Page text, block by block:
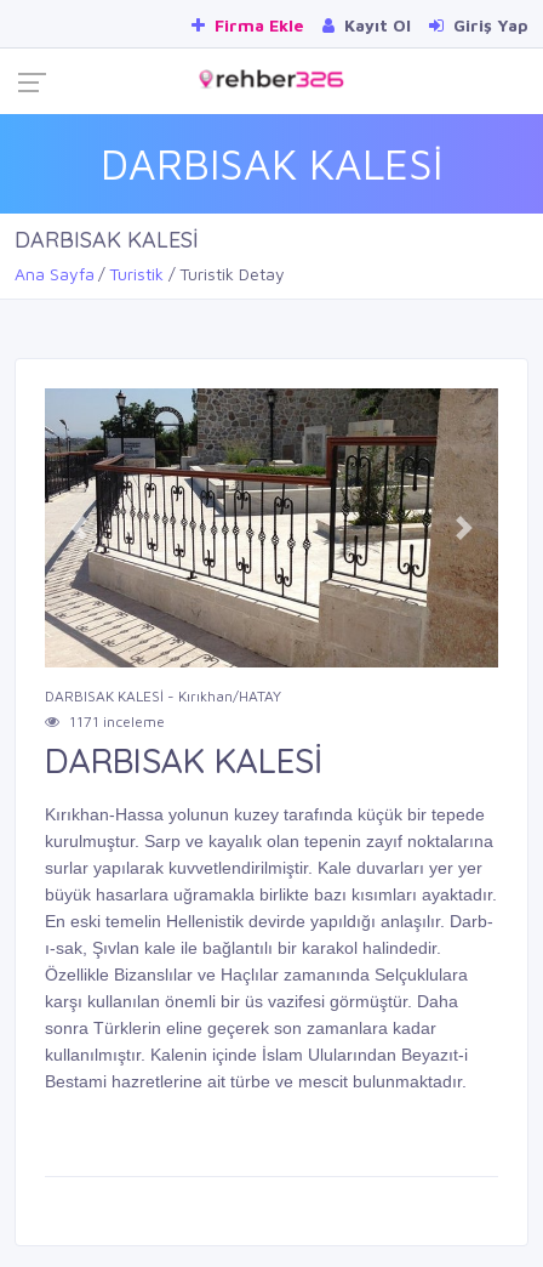
Firma Ekle Kayıt Ol Giriş Yap
DARBISAK KALESİ
DARBISAK KALESİ
Ana Sayfa Turistik Turistik Detay
Previous Next
DARBISAK KALESİ - Kırıkhan/HATAY
1171 inceleme
DARBISAK KALESİ
Kırıkhan-Hassa yolunun kuzey tarafında küçük bir tepede
kurulmuştur. Sarp ve kayalık olan tepenin zayıf noktalarına
surlar yapılarak kuvvetlendirilmiştir. Kale duvarları yer yer
büyük hasarlara uğramakla birlikte bazı kısımları ayaktadır.
En eski temelin Hellenistik devirde yapıldığı anlaşılır. Darb-
ı-sak, Şıvlan kale ile bağlantılı bir karakol halindedir.
Özellikle Bizanslılar ve Haçlılar zamanında Selçuklulara
karşı kullanılan önemli bir üs vazifesi görmüştür. Daha
sonra Türklerin eline geçerek son zamanlara kadar
kullanılmıştır. Kalenin içinde İslam Ulularından Beyazıt-i
Bestami hazretlerine ait türbe ve mescit bulunmaktadır.